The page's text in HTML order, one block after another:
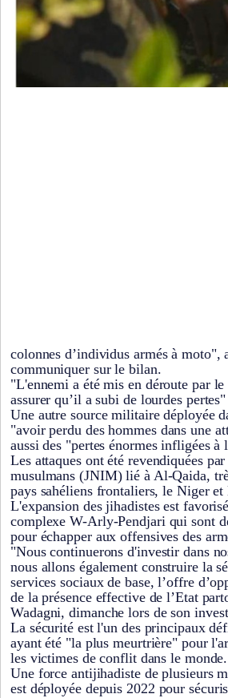
colonnes d’individus armés à moto",
communiquer sur le bilan.
"L'ennemi a été mis en déroute par
assurer qu’il a subi de lourdes
Une autre source militaire déployée
"avoir perdu des hommes dans une
aussi des "pertes énormes infligées à
Les attaques ont été revendiquées
musulmans (JNIM) lié à Al-Qaida,
pays sahéliens frontaliers, le Niger
L'expansion des jihadistes est
complexe W-Arly-Pendjari qui sont
pour échapper aux offensives des
"Nous continuerons d'investir dans
nous allons également construire la
services sociaux de base, l’offre
de la présence effective de l’Etat
Wadagni, dimanche lors de son
La sécurité est l'un des principaux
ayant été "la plus meurtrière" pour
les victimes de conflit dans le monde.
Une force antijihadiste de plusieurs
est déployée depuis 2022 pour